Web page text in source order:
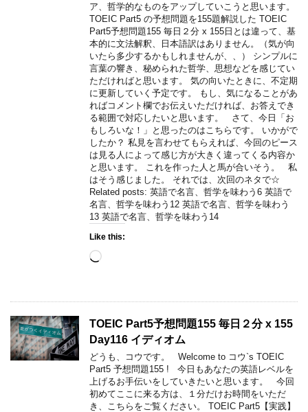
ア、哲学的なものをアップしていこうと思います。
TOEIC Part5 の予想問題を155題解説した TOEIC
Part5予想問題155 毎日２分 x 155日とは違って、基
本的に文法解釈、日本語訳はありません。（気が向
いたら多少するかもしれませんが、、） シンプルに
言葉の響き、秘められた哲学、思想などを感じてい
ただければと思います。 気の向いたときに、不定期
に更新していく予定です。 もし、気になることがあ
ればコメント欄でお伝えいただければ、お答えでき
る範囲で対応したいと思います。 さて、今日「お
もしろいな！」と思ったのはこちらです。 いかがで
したか？ 私見を言わせてもらえれば、今回のピース
は見る人によって感じ方が大きく違ってくる内容か
と思います。 これを作った人と馬が合いそう。 私
はそう感じました。 それでは、次回のネタで☆
Related posts: 英語で名言、哲学を味わう6 英語で
名言、哲学を味わう12 英語で名言、哲学を味わう
13 英語で名言、哲学を味わう14
Like this:
Loading…
TOEIC Part5予想問題155 毎日２分 x 155
Day116 イディオム
どうも、コウです。 Welcome to コウ`s TOEIC
Part5 予想問題155 ! 今日もあなたの英語レベルを
上げるお手伝いをしていきたいと思います。 今回
初めてここに来る方は、１分だけお時間をいただ
き、こちらをご覧ください。 TOEIC Part5【実践】